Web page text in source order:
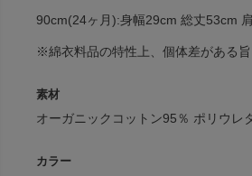
90cm(24ヶ月):身幅29cm 総丈53cm
※綿衣料品の特性上、個体差がある旨
素材
オーガニックコットン95％ ポリウレ
カラー